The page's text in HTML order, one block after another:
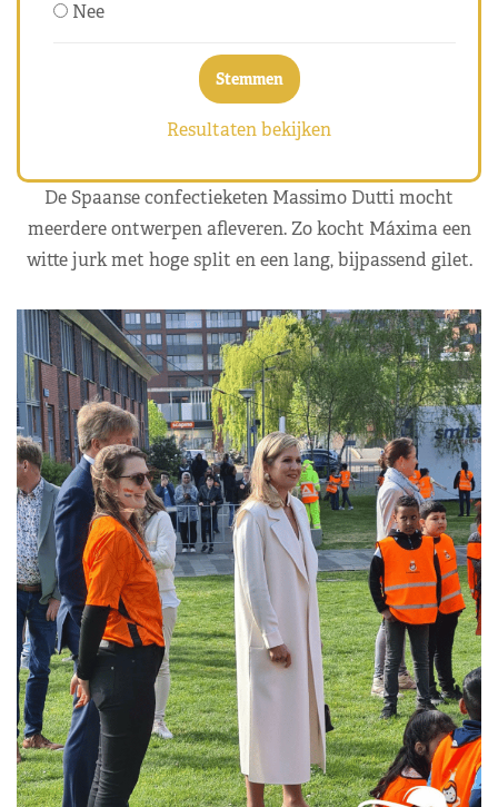
Nee
Resultaten bekijken
De Spaanse confectieketen Massimo Dutti mocht
meerdere ontwerpen afleveren. Zo kocht Máxima een
witte jurk met hoge split en een lang, bijpassend gilet.